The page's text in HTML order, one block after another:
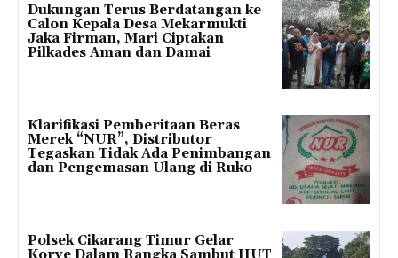
Dukungan Terus Berdatangan ke
Calon Kepala Desa Mekarmukti
Jaka Firman, Mari Ciptakan
Pilkades Aman dan Damai
Klarifikasi Pemberitaan Beras
Merek “NUR”, Distributor
Tegaskan Tidak Ada Penimbangan
dan Pengemasan Ulang di Ruko
Polsek Cikarang Timur Gelar